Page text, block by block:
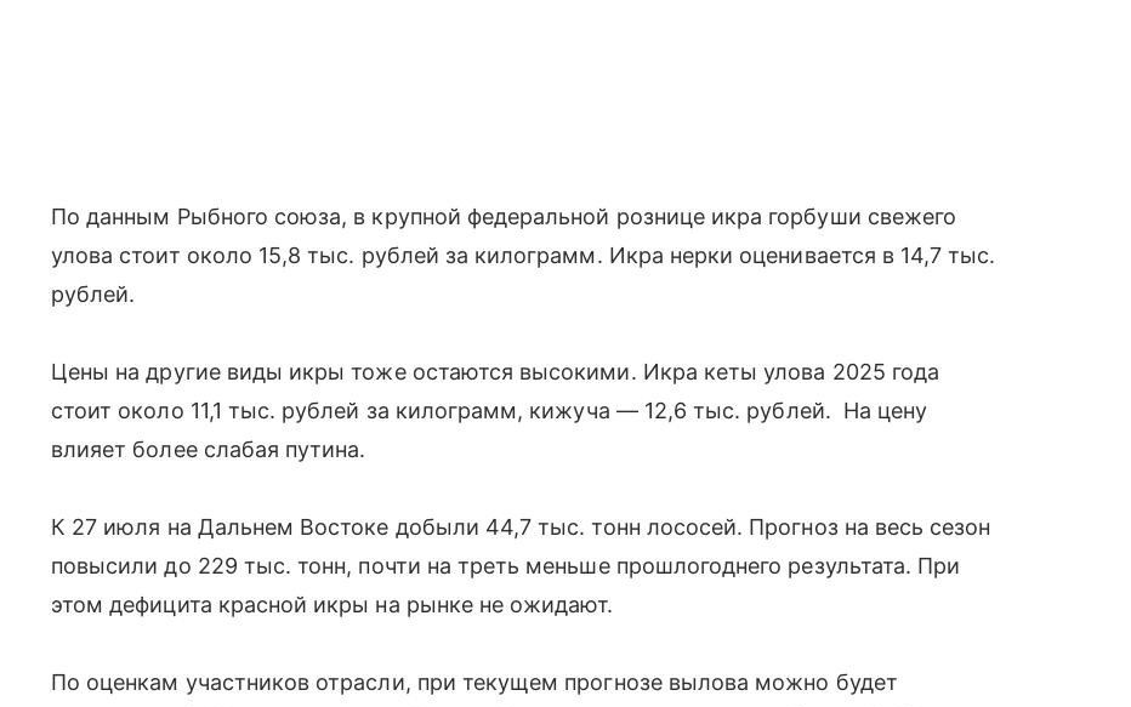
По данным Рыбного союза, в крупной федеральной рознице икра горбуши свежего
улова стоит около 15,8 тыс. рублей за килограмм. Икра нерки оценивается в 14,7 тыс.
рублей.
Цены на другие виды икры тоже остаются высокими. Икра кеты улова 2025 года
стоит около 11,1 тыс. рублей за килограмм, кижуча — 12,6 тыс. рублей. На цену
влияет более слабая путина.
К 27 июля на Дальнем Востоке добыли 44,7 тыс. тонн лососей. Прогноз на весь сезон
повысили до 229 тыс. тонн, почти на треть меньше прошлогоднего результата. При
этом дефицита красной икры на рынке не ожидают.
По оценкам участников отрасли, при текущем прогнозе вылова можно будет